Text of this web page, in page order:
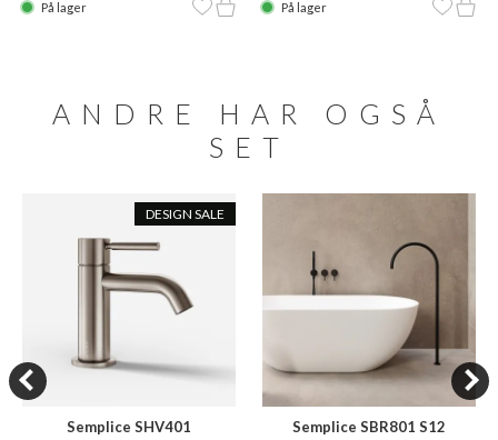
På lager På lager
ANDRE HAR OGSÅ
SET
DESIGN SALE
Semplice SHV401 Semplice SBR801 S12